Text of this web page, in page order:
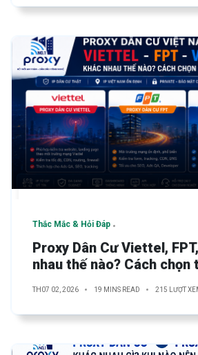
Thắc Mắc & Hỏi Đáp
Proxy Dân Cư Viettel,
nhau thế nào? Cách chọn
TH07 02, 2026 19 MINS READ 215 LƯỢT